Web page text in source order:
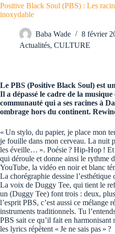
Positive Black Soul (PBS) : Les
inoxydable
Baba Wade
8 février
Actualités, CULTURE
Le PBS (Positive Black Soul) est
Il a dépassé le cadre de la musique
communauté qui a ses racines à
ombrage hors du continent.
« Un stylo, du papier, je place mon
je fouille dans mon cerveau. La nuit
les éveille… ». Poésie ? Hip-Hop !
qui déroule et donne ainsi le rythme
YouTube, la vidéo en noir et blanc
La chorégraphie dessine l’esthétique
La voix de Duggy Tee, qui tient le
un (Duggy Tee) font trois : deux,
l’esprit PBS, c’est aussi ce mélange
instruments traditionnels. Tu
PBS sait ce qu’il fait en
les lyrics répètent « Je ne sais pas » ?